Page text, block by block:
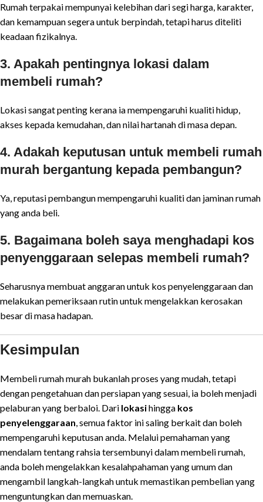
Rumah terpakai mempunyai kelebihan dari segi harga, karakter,
dan kemampuan segera untuk berpindah, tetapi harus diteliti
keadaan fizikalnya.
3. Apakah pentingnya lokasi dalam
membeli rumah?
Lokasi sangat penting kerana ia mempengaruhi kualiti hidup,
akses kepada kemudahan, dan nilai hartanah di masa depan.
4. Adakah keputusan untuk membeli rumah
murah bergantung kepada pembangun?
Ya, reputasi pembangun mempengaruhi kualiti dan jaminan rumah
yang anda beli.
5. Bagaimana boleh saya menghadapi kos
penyenggaraan selepas membeli rumah?
Seharusnya membuat anggaran untuk kos penyelenggaraan dan
melakukan pemeriksaan rutin untuk mengelakkan kerosakan
besar di masa hadapan.
Kesimpulan
Membeli rumah murah bukanlah proses yang mudah, tetapi
dengan pengetahuan dan persiapan yang sesuai, ia boleh menjadi
pelaburan yang berbaloi. Dari lokasihingga kos
penyelenggaraan , semua faktor ini saling berkait dan boleh
mempengaruhi keputusan anda. Melalui pemahaman yang
mendalam tentang rahsia tersembunyi dalam membeli rumah,
anda boleh mengelakkan kesalahpahaman yang umum dan
mengambil langkah-langkah untuk memastikan pembelian yang
menguntungkan dan memuaskan.